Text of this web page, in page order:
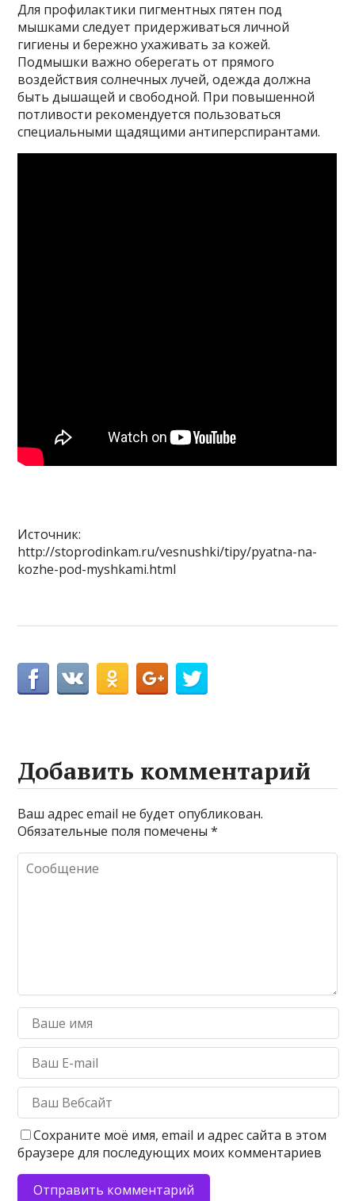
Для профилактики пигментных пятен под
мышками следует придерживаться личной
гигиены и бережно ухаживать за кожей.
Подмышки важно оберегать от прямого
воздействия солнечных лучей, одежда должна
быть дышащей и свободной. При повышенной
потливости рекомендуется пользоваться
специальными щадящими антиперспирантами.
Источник:
http://stoprodinkam.ru/vesnushki/tipy/pyatna-na-
kozhe-pod-myshkami.html
Добавить комментарий
Ваш адрес email не будет опубликован.
Обязательные поля помечены*
Сохраните моё имя, email и адрес сайта в этом
браузере для последующих моих комментариев